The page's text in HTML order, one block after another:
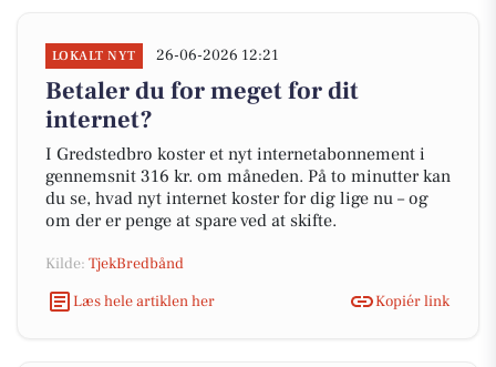
LOKALT NYT 26-06-2026 12:21
Betaler du for meget for dit
internet?
I Gredstedbro koster et nyt internetabonnement i
gennemsnit 316 kr. om måneden. På to minutter kan
du se, hvad nyt internet koster for dig lige nu – og
om der er penge at spare ved at skifte.
Kilde: TjekBredbånd
Læs hele artiklen her
Kopiér link